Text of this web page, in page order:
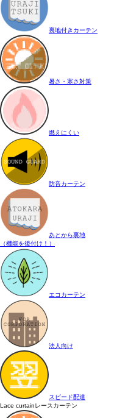
裏地付きカーテン
暑さ・寒さ対策
燃えにくい
防音カーテン
あとから裏地
（機能を後付け！）
エコカーテン
法人向け
スピード配達
Lace curtainレースカーテン